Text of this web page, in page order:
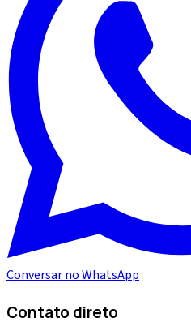
Conversar no WhatsApp
Contato direto